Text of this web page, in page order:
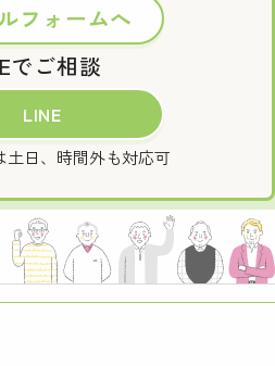
フォームへ
でご相談
LINE
日、時間外も対応可